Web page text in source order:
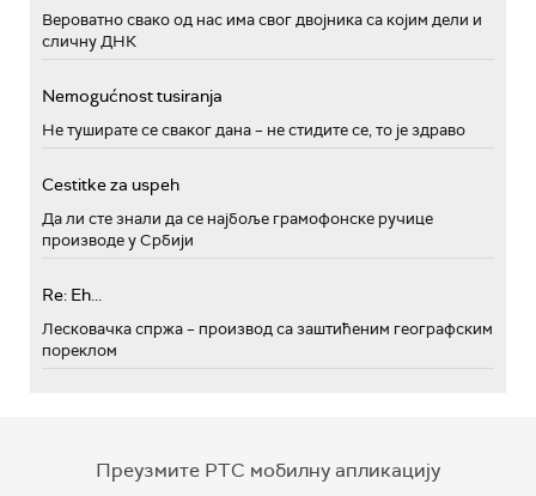
Вероватно свако од нас има свог двојника са којим дели и
сличну ДНК
Nemogućnost tusiranja
Не туширате се сваког дана – не стидите се, то је здраво
Cestitke za uspeh
Да ли сте знали да се најбоље грамофонске ручице
производе у Србији
Re: Eh...
Лесковачка спржа – производ са заштићеним географским
пореклом
Преузмите РТС мобилну апликацију